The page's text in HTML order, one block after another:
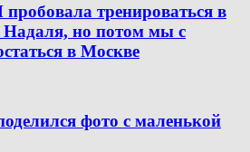
тренироваться в
но потом мы с
в Москве
фото с маленькой